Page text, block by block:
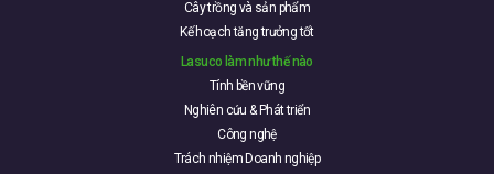
Cây trồng và sản phẩm
Kế hoạch tăng trưởng tốt
Lasuco làm như thế nào
Tính bền vững
Nghiên cứu & Phát triển
Công nghệ
Trách nhiệm Doanh nghiệp